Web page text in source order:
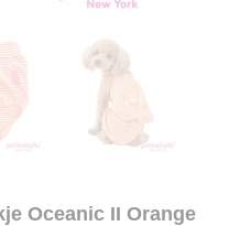
Oceanic II Orange